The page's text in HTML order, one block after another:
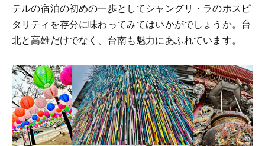
テルの宿泊の初めの一歩としてシャングリ・ラのホスピ
タリティを存分に味わってみてはいかがでしょうか。台
北と高雄だけでなく、台南も魅力にあふれています。